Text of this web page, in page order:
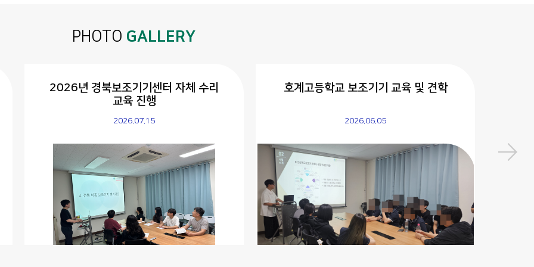
PHOTO GALLERY
2026년 경북보조기기센터 자체 수리
교육 진행
2026.07.15
호계고등학교 보조기기 교육 및 견학
2026.06.05